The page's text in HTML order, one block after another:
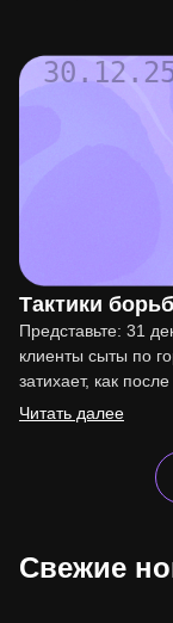
Тактики
Представьте: 31
клиенты сыты по
затихает, как
Читать далее
Свежие